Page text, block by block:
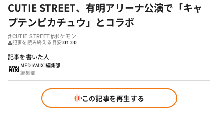
CUTIE STREET、有明アリーナ公演で「キャ
プテンピカチュウ」とコラボ
#CUTIE STREET#ポケモン
記事を読み終える目安:01:00
記事を書いた人
MEDIAMIXI編集部
編集部
この記事を再生する